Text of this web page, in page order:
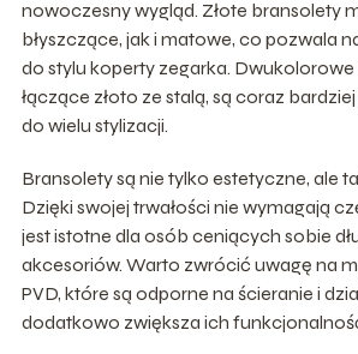
nowoczesny wygląd. Złote bransolety
błyszczące, jak i matowe, co pozwala
do stylu koperty zegarka. Dwukolorowe
łączące złoto ze stalą, są coraz
do wielu stylizacji.
Bransolety są nie tylko estetyczne, ale
Dzięki swojej trwałości nie wymagają
jest istotne dla osób ceniących sobie
akcesoriów. Warto zwrócić uwagę na
PVD, które są odporne na ścieranie i
dodatkowo zwiększa ich